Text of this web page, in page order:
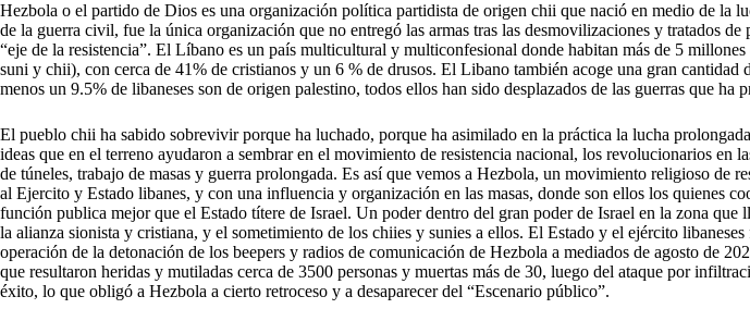
Hezbola o el partido de Dios es una organización política partidista de origen chii que nació en medio de la
de la guerra civil, fue la única organización que no entregó las armas tras las desmovilizaciones y tratados
“eje de la resistencia”. El Líbano es un país multicultural y multiconfesional donde habitan más de 5
suni y chii), con cerca de 41% de cristianos y un 6 % de drusos. El Libano también acoge una gran
menos un 9.5% de libaneses son de origen palestino, todos ellos han sido desplazados de las guerras que ha
El pueblo chii ha sabido sobrevivir porque ha luchado, porque ha asimilado en la práctica la lucha
ideas que en el terreno ayudaron a sembrar en el movimiento de resistencia nacional, los revolucionarios en
de túneles, trabajo de masas y guerra prolongada. Es así que vemos a Hezbola, un movimiento religioso
al Ejercito y Estado libanes, y con una influencia y organización en las masas, donde son ellos los quienes
función publica mejor que el Estado títere de Israel. Un poder dentro del gran poder de Israel en la zona
la alianza sionista y cristiana, y el sometimiento de los chiies y sunies a ellos. El Estado y el ejército
operación de la detonación de los beepers y radios de comunicación de Hezbola a mediados de agosto de
que resultaron heridas y mutiladas cerca de 3500 personas y muertas más de 30, luego del ataque por
éxito, lo que obligó a Hezbola a cierto retroceso y a desaparecer del “Escenario público”.